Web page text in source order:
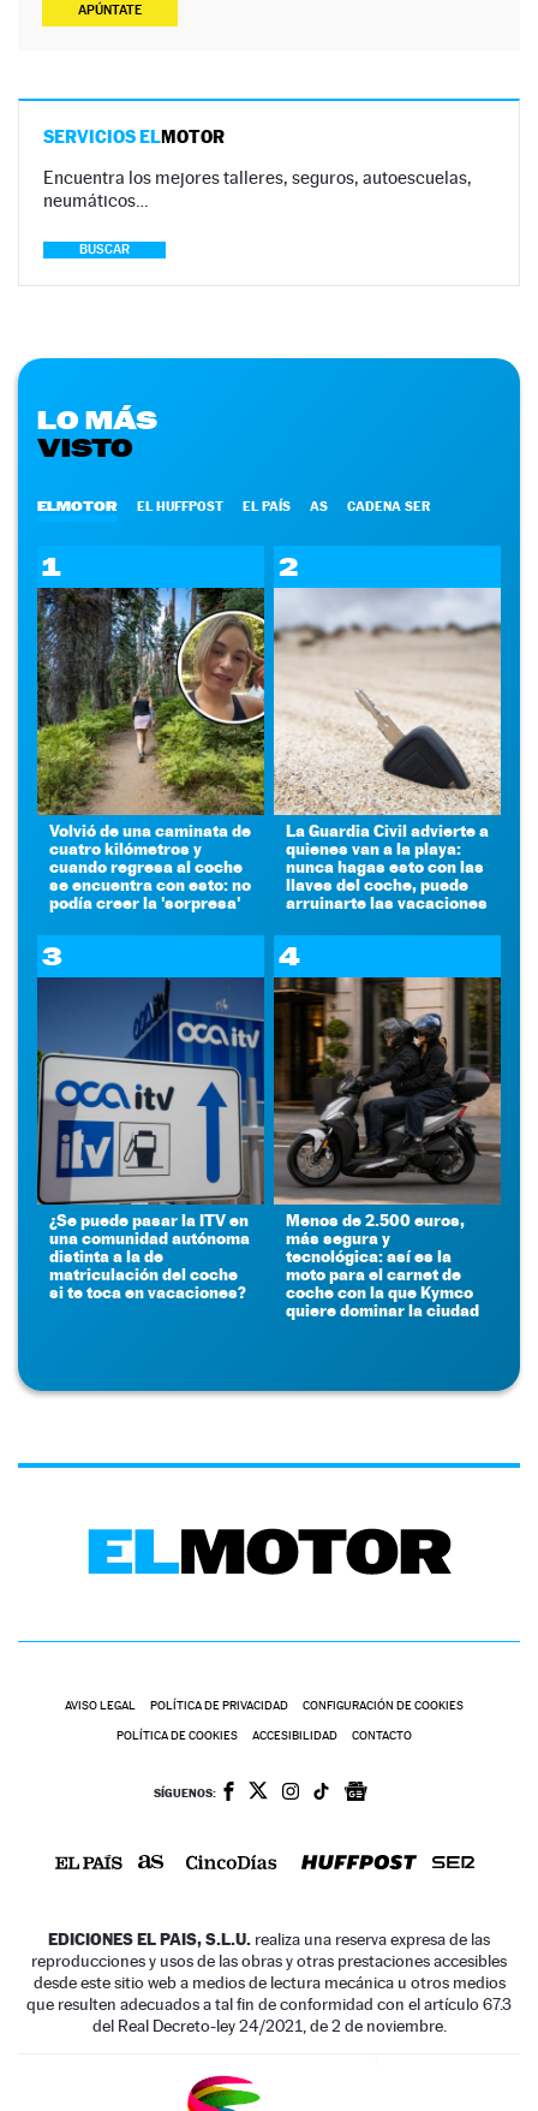
APÚNTATE
SERVICIOS ELMOTOR
Encuentra los mejores talleres, seguros, autoescuelas,
neumáticos…
BUSCAR
LO MÁS
VISTO
ELMOTOR EL HUFFPOST EL PAÍS AS CADENA SER
1
Volvió de una caminata de
cuatro kilómetros y
cuando regresa al coche
se encuentra con esto: no
podía creer la 'sorpresa'
2
La Guardia Civil advierte a
quienes van a la playa:
nunca hagas esto con las
llaves del coche, puede
arruinarte las vacaciones
3
¿Se puede pasar la ITV en
una comunidad autónoma
distinta a la de
matriculación del coche
si te toca en vacaciones?
4
Menos de 2.500 euros,
más segura y
tecnológica: así es la
moto para el carnet de
coche con la que Kymco
quiere dominar la ciudad
AVISO LEGAL POLÍTICA DE PRIVACIDAD CONFIGURACIÓN DE COOKIES
POLÍTICA DE COOKIES ACCESIBILIDAD CONTACTO
SÍGUENOS:
EDICIONES EL PAIS, S.L.U. realiza una reserva expresa de las
reproducciones y usos de las obras y otras prestaciones accesibles
desde este sitio web a medios de lectura mecánica u otros medios
que resulten adecuados a tal fin de conformidad con el artículo 67.3
del Real Decreto-ley 24/2021, de 2 de noviembre.